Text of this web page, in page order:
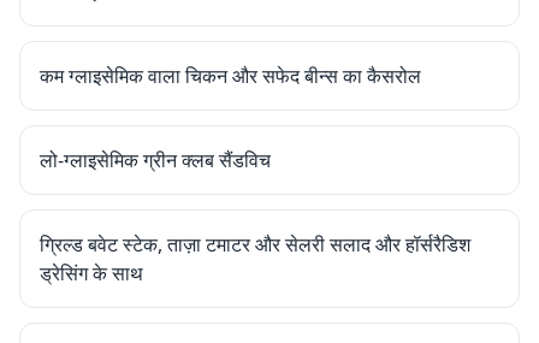
कम ग्लाइसेमिक वाला चिकन और सफेद बीन्स का कैसरोल
लो-ग्लाइसेमिक ग्रीन क्लब सैंडविच
ग्रिल्ड बवेट स्टेक, ताज़ा टमाटर और सेलरी सलाद और हॉर्सरैडिश
ड्रेसिंग के साथ